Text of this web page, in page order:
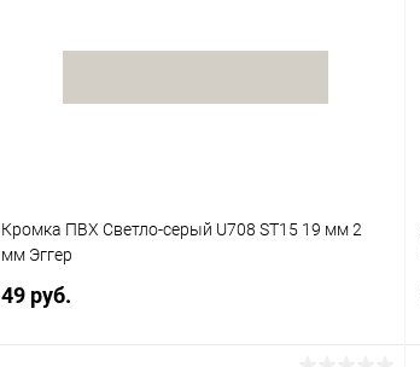
Кромка ПВХ Светло-серый U708 ST15 19 мм 2
мм Эггер
49 руб.